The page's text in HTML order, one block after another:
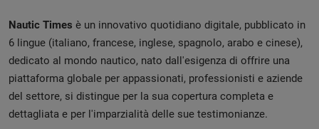
Nautic Times è un innovativo quotidiano digitale, pubblicato in
6 lingue (italiano, francese, inglese, spagnolo, arabo e cinese),
dedicato al mondo nautico, nato dall'esigenza di offrire una
piattaforma globale per appassionati, professionisti e aziende
del settore, si distingue per la sua copertura completa e
dettagliata e per l'imparzialità delle sue testimonianze.